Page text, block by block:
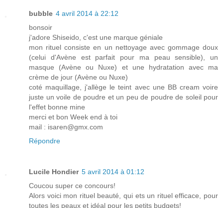
bubble 4 avril 2014 à 22:12
bonsoir
j'adore Shiseido, c'est une marque géniale
mon rituel consiste en un nettoyage avec gommage doux
(celui d'Avène est parfait pour ma peau sensible), un
masque (Avène ou Nuxe) et une hydratation avec ma
crème de jour (Avène ou Nuxe)
coté maquillage, j'allège le teint avec une BB cream voire
juste un voile de poudre et un peu de poudre de soleil pour
l'effet bonne mine
merci et bon Week end à toi
mail : isaren@gmx.com
Répondre
Lucile Hondier 5 avril 2014 à 01:12
Coucou super ce concours!
Alors voici mon rituel beauté, qui ets un rituel efficace, pour
toutes les peaux et idéal pour les petits budgets!